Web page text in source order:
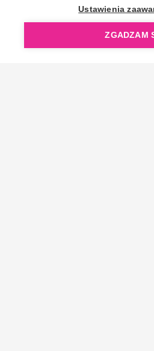
Ustawienia
ZGADZAM
OpenGift jest częścią